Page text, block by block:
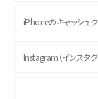
iPhoneのキャッシュ
Instagram（インスタ
ASMRとは？初心者